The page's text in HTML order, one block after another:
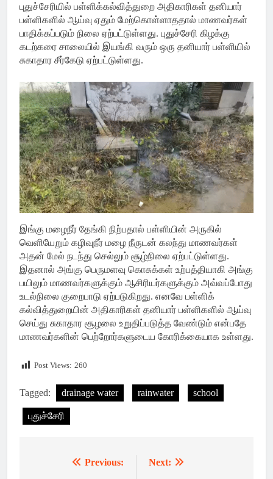
புதுச்சேரியில் பள்ளிக்கல்வித்துறை அதிகாரிகள் தனியார்
பள்ளிகளில் ஆய்வு ஏதும் மேற்கொள்ளாததால் மாணவர்கள்
பாதிக்கப்படும் நிலை ஏற்பட்டுள்ளது. புதுச்சேரி கிழக்கு
கடற்கரை சாலையில் இயங்கி வரும் ஒரு தனியார் பள்ளியில்
சுகாதார சீர்கேடு ஏற்பட்டுள்ளது.
இங்கு மழைநீர் தேங்கி நிற்பதால் பள்ளியின் அருகில்
வெளியேறும் கழிவுநீர் மழை நீருடன் கலந்து மாணவர்கள்
அதன் மேல் நடந்து செல்லும் சூழ்நிலை ஏற்பட்டுள்ளது.
இதனால் அங்கு பெருமளவு கொசுக்கள் உற்பத்தியாகி அங்கு
பயிலும் மாணவர்களுக்கும் ஆசிரியர்களுக்கும் அவ்வப்போது
உடல்நிலை குறைபாடு ஏற்படுகிறது. எனவே பள்ளிக்
கல்வித்துறையின் அதிகாரிகள் தனியார் பள்ளிகளில் ஆய்வு
செய்து சுகாதார சூழலை உறுதிப்படுத்த வேண்டும் என்பதே
மாணவர்களின் பெற்றோர்களுடைய கோரிக்கையாக உள்ளது.
Post Views: 260
Tagged: drainage water rainwater school
புதுச்சேரி
Previous: Next: